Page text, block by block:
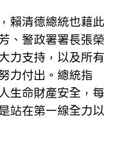
賴清德總統也藉此
、警政署署長張榮
力支持，以及所有
力付出。總統指
生命財產安全，每
站在第一線全力以